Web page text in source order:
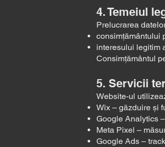
4. Temeiul
Prelucrarea
consimțământului
interesului legitim
Consimțământul
5. Servicii
Website-ul
Wix – găzduire și
Google Analytics
Meta Pixel –
Google Ads –